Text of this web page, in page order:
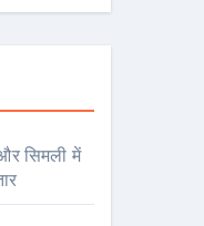
सिमली में